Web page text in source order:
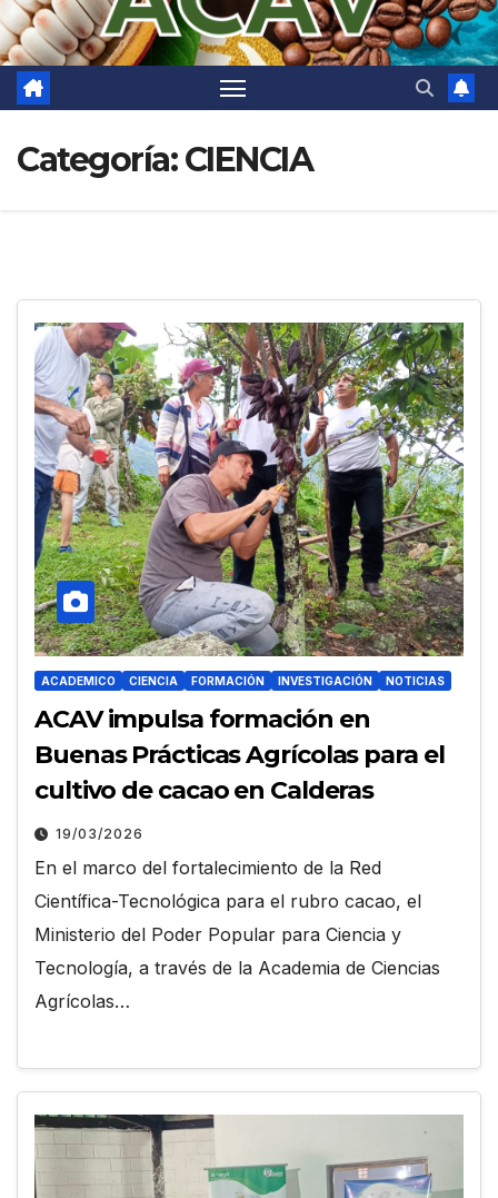
Categoría:CIENCIA
ACADEMICO CIENCIA FORMACIÓN INVESTIGACIÓN NOTICIAS
ACAV impulsa formación en
Buenas Prácticas Agrícolas para el
cultivo de cacao en Calderas
19/03/2026
En el marco del fortalecimiento de la Red
Científica-Tecnológica para el rubro cacao, el
Ministerio del Poder Popular para Ciencia y
Tecnología, a través de la Academia de Ciencias
Agrícolas…